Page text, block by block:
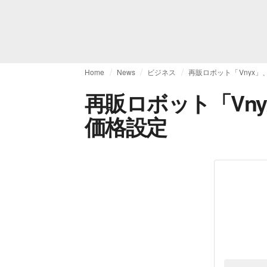
Home News ビジネス 再販ロボット「Vnyx」
再販ロボット「
価格設定